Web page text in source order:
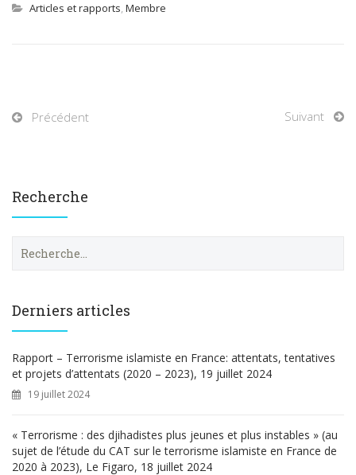
Articles et rapports, Membre
Précédent Suivant
Recherche
e
h
e
r
Derniers articles
Rapport – Terrorisme islamiste en France: attentats, tentatives
et projets d’attentats (2020 – 2023), 19 juillet 2024
19 juillet 2024
« Terrorisme : des djihadistes plus jeunes et plus instables » (au
sujet de l’étude du CAT sur le terrorisme islamiste en France de
2020 à 2023), Le Figaro, 18 juillet 2024